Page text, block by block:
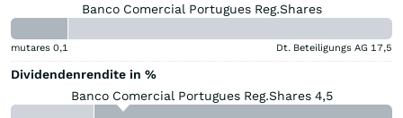
Banco Comercial Portugues Reg.Shares
mutares 0,1 Dt. Beteiligungs AG 17,5
Dividendenrendite in %
Banco Comercial Portugues Reg.Shares 4,5